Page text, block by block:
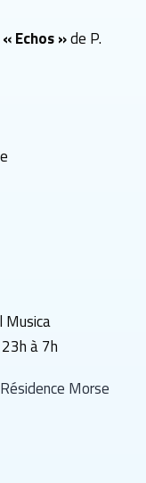
« Echos »de P.
à 7h
Morse